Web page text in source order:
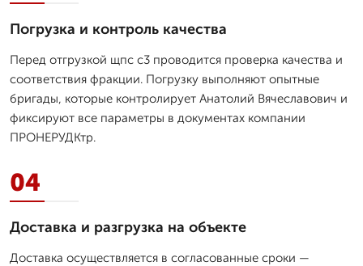
Погрузка и контроль качества
Перед отгрузкой щпс с3 проводится проверка качества и
соответствия фракции. Погрузку выполняют опытные
бригады, которые контролирует Анатолий Вячеславович и
фиксируют все параметры в документах компании
ПРОНЕРУДКтр.
04
Доставка и разгрузка на объекте
Доставка осуществляется в согласованные сроки —